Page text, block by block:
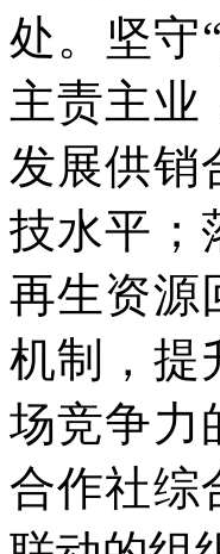
处。坚守
主责主业
发展供销
技水平；
再生资源
机制，提
场竞争力
合作社综